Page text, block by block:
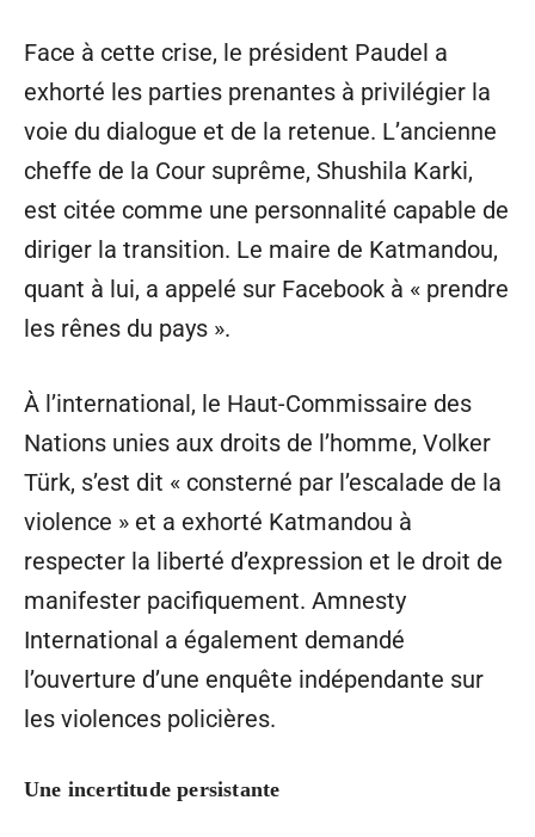
Face à cette crise, le président Paudel a
exhorté les parties prenantes à privilégier la
voie du dialogue et de la retenue. L’ancienne
cheffe de la Cour suprême, Shushila Karki,
est citée comme une personnalité capable de
diriger la transition. Le maire de Katmandou,
quant à lui, a appelé sur Facebook à « prendre
les rênes du pays ».
À l’international, le Haut-Commissaire des
Nations unies aux droits de l’homme, Volker
Türk, s’est dit « consterné par l’escalade de la
violence » et a exhorté Katmandou à
respecter la liberté d’expression et le droit de
manifester pacifiquement. Amnesty
International a également demandé
l’ouverture d’une enquête indépendante sur
les violences policières.
Une incertitude persistante